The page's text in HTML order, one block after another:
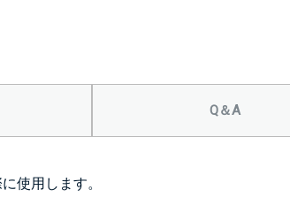
Q＆A
使用します。